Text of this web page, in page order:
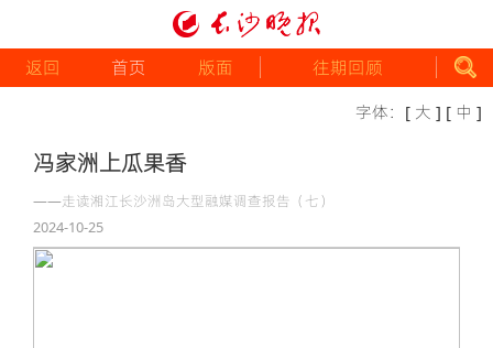
返回 首页 版面 往期回顾
字体： [ 大 ] [ 中 ]
冯家洲上瓜果香
——走读湘江长沙洲岛大型融媒调查报告（七）
2024-10-25